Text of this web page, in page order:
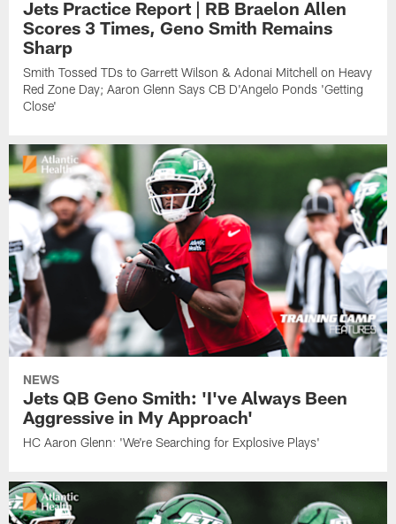
Jets Practice Report | RB Braelon Allen
Scores 3 Times, Geno Smith Remains
Sharp
Smith Tossed TDs to Garrett Wilson & Adonai Mitchell on Heavy
Red Zone Day; Aaron Glenn Says CB D'Angelo Ponds 'Getting
Close'
NEWS
Jets QB Geno Smith: 'I've Always Been
Aggressive in My Approach'
HC Aaron Glenn: 'We're Searching for Explosive Plays'